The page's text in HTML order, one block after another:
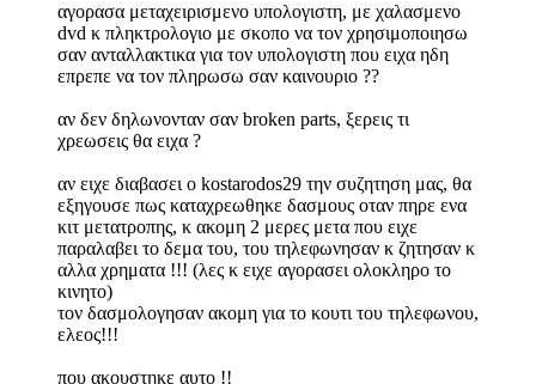
αγορασα μεταχειρισμενο υπολογιστη, με χαλασμενο
dvd κ πληκτρολογιο με σκοπο να τον χρησιμοποιησω
σαν ανταλλακτικα για τον υπολογιστη που ειχα ηδη
επρεπε να τον πληρωσω σαν καινουριο ??
αν δεν δηλωνονταν σαν broken parts, ξερεις τι
χρεωσεις θα ειχα ?
αν ειχε διαβασει ο kostarodos29 την συζητηση μας, θα
εξηγουσε πως καταχρεωθηκε δασμους οταν πηρε ενα
κιτ μετατροπης, κ ακομη 2 μερες μετα που ειχε
παραλαβει το δεμα του, του τηλεφωνησαν κ ζητησαν κ
αλλα χρηματα !!! (λες κ ειχε αγορασει ολοκληρο το
κινητο)
τον δασμολογησαν ακομη για το κουτι του τηλεφωνου,
ελεος!!!
που ακουστηκε αυτο !!